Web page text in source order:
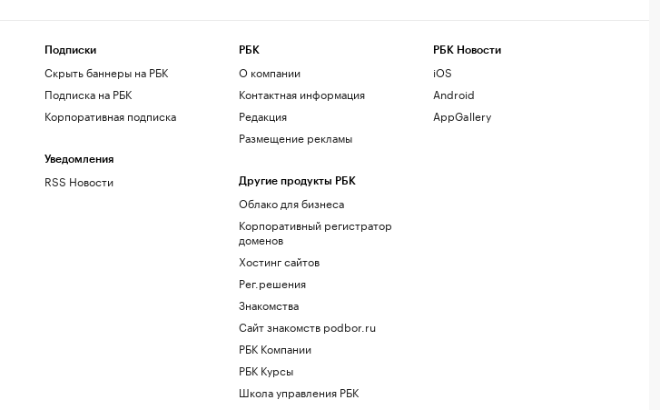
Подписки
Скрыть баннеры на РБК
Подписка на РБК
Корпоративная подписка
Уведомления
RSS Новости
РБК
О компании
Контактная информация
Редакция
Размещение рекламы
Другие продукты РБК
Облако для бизнеса
Корпоративный регистратор
доменов
Хостинг сайтов
Рег.решения
Знакомства
Сайт знакомств podbor.ru
РБК Компании
РБК Курсы
Школа управления РБК
РБК Новости
iOS
Android
AppGallery